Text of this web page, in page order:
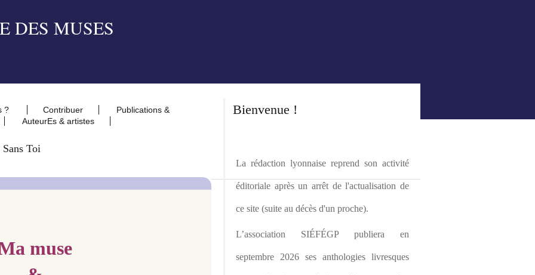
? Contribuer
Publications &
AuteurEs & artistes
Toi
muse
Bienvenue !
La rédaction lyonnaise reprend son activité
éditoriale après un arrêt de l'actualisation de
ce site (suite au décès d'un proche).
L’association SIÉFÉGP publiera en
septembre 2026 ses anthologies livresques